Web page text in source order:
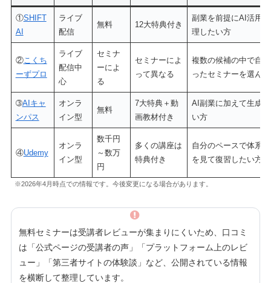
①SHIFT
AI
ライブ
配信
無料 12大特典付き
副業を前提にAI活用
理したい方
②こくち
ーずプロ
ライブ
配信中
心
セミナ
ーによ
る
セミナーによ
って異なる
複数の候補の中で自
ったセミナーを選ん
➂AIキャ
ンパス
オンラ
イン型
無料
7大特典＋動
画教材付き
AI副業に加えて生成
い方
④Udemy
オンラ
イン型
数千円
～数万
円
多くの講座は
特典付き
自分のペースで体系
を見て復習したい方
※2026年4月時点での情報です。今後変更になる場合があります。
無料セミナーは受講者レビューが集まりにくいため、口コミ
は「公式ページの受講者の声」「プラットフォーム上のレビ
ュー」「第三者サイトの体験談」など、公開されている情報
を横断して整理しています。